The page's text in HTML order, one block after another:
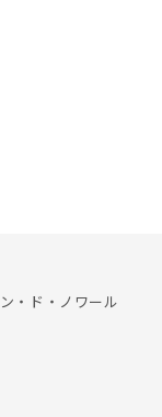
・ド・ノワール